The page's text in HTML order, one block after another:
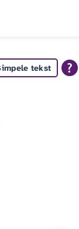
tekst